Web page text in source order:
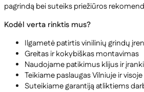
pagrindą bei suteiks priežiūros
Kodėl verta rinktis mus?
Ilgametė patirtis vinilinių grindų
Greitas ir kokybiškas montavimas
Naudojame patikimus klijus ir
Teikiame paslaugas Vilniuje ir
Suteikiame garantiją atliktiems